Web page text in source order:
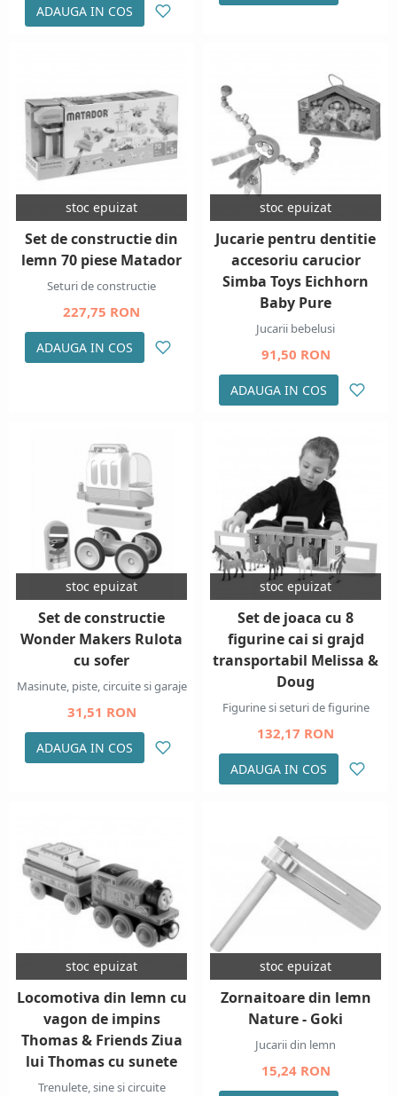
ADAUGA IN COS
stoc epuizat
Set de constructie din
lemn 70 piese Matador
Seturi de constructie
227,75 RON
ADAUGA IN COS
stoc epuizat
Jucarie pentru dentitie
accesoriu carucior
Simba Toys Eichhorn
Baby Pure
Jucarii bebelusi
91,50 RON
ADAUGA IN COS
stoc epuizat
Set de constructie
Wonder Makers Rulota
cu sofer
Masinute, piste, circuite si garaje
31,51 RON
ADAUGA IN COS
stoc epuizat
Set de joaca cu 8
figurine cai si grajd
transportabil Melissa &
Doug
Figurine si seturi de figurine
132,17 RON
ADAUGA IN COS
stoc epuizat
Locomotiva din lemn cu
vagon de impins
Thomas & Friends Ziua
lui Thomas cu sunete
Trenulete, sine si circuite
stoc epuizat
Zornaitoare din lemn
Nature - Goki
Jucarii din lemn
15,24 RON